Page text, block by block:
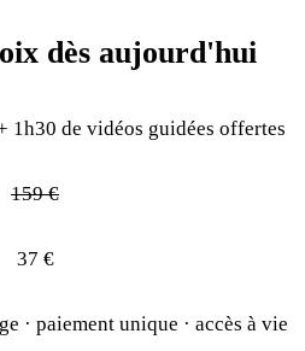
dès aujourd'hui
1h30 de vidéos guidées offertes
159 €
37 €
· paiement unique · accès à vie